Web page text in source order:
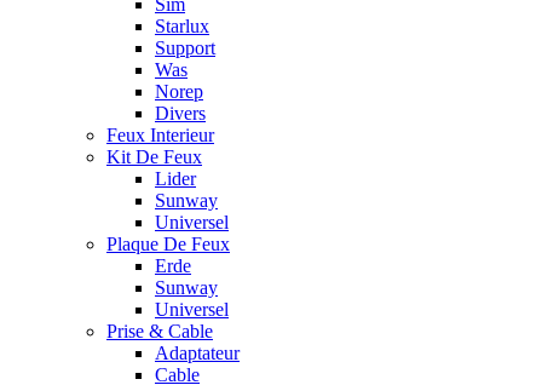
Sim
Starlux
Support
Was
Norep
Divers
Feux Interieur
Kit De Feux
Lider
Sunway
Universel
Plaque De Feux
Erde
Sunway
Universel
Prise & Cable
Adaptateur
Cable